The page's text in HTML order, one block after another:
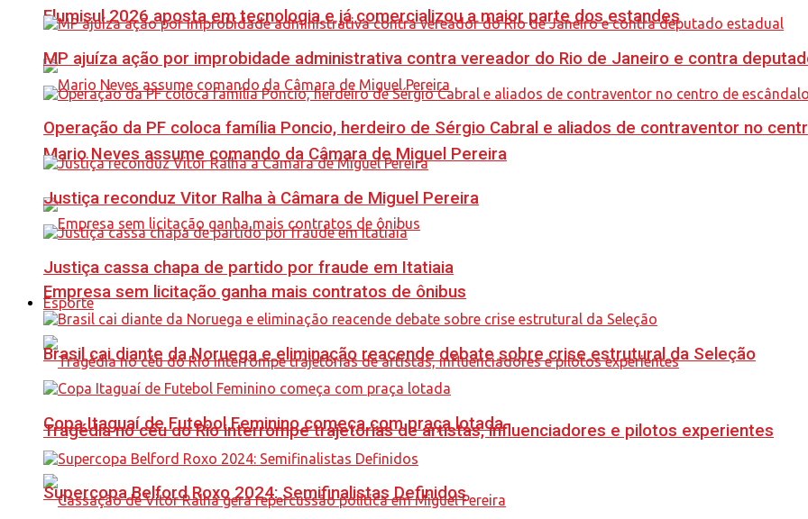
Flumisul 2026 aposta em tecnologia e já comercializou a maior parte dos estandes
Mario Neves assume comando da Câmara de Miguel Pereira
Empresa sem licitação ganha mais contratos de ônibus
Tragédia no céu do Rio interrompe trajetórias de artistas, influenciadores e pilotos experientes
MP ajuíza ação por improbidade administrativa contra vereador do Rio de Janeiro e contra
Operação da PF coloca família Poncio, herdeiro de Sérgio Cabral e aliados de contraventor no
Justiça reconduz Vitor Ralha à Câmara de Miguel Pereira
Justiça cassa chapa de partido por fraude em Itatiaia
Esporte
Brasil cai diante da Noruega e eliminação reacende debate sobre crise estrutural da Seleção
Copa Itaguaí de Futebol Feminino começa com praça lotada
Supercopa Belford Roxo 2024: Semifinalistas Definidos